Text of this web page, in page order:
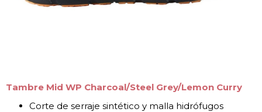
Tambre Mid WP Charcoal/Steel Grey/Lemon Curry
Corte de serraje sintético y malla hidrófugos